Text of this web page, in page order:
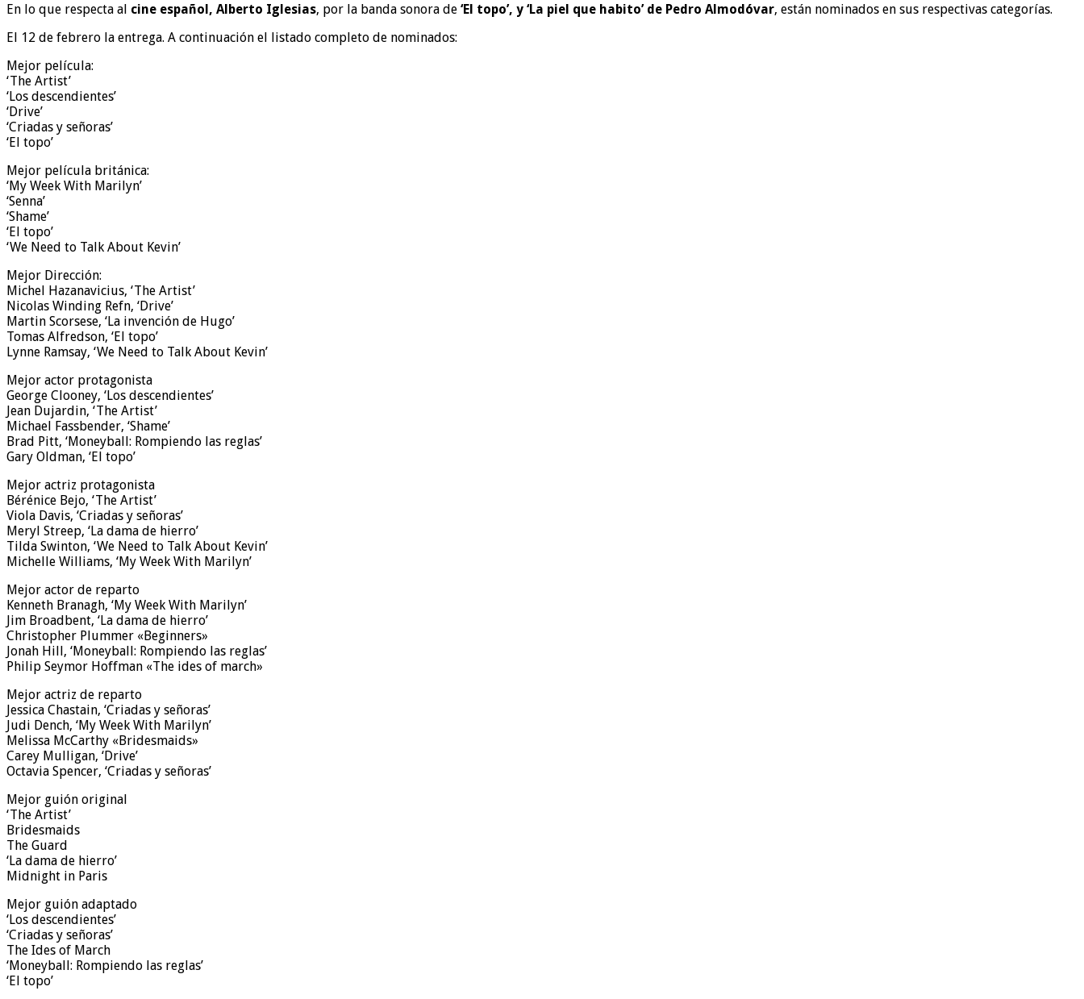
En lo que respecta al cine español, Alberto Iglesias, por la banda sonora de ‘El topo’, y ‘La piel que habito’ de Pedro Almodóvar, están nominados en sus respectivas categorías.
El 12 de febrero la entrega. A continuación el listado completo de nominados:
Mejor película:
‘The Artist’
‘Los descendientes’
‘Drive’
‘Criadas y señoras’
‘El topo’
Mejor película británica:
‘My Week With Marilyn’
‘Senna’
‘Shame’
‘El topo’
‘We Need to Talk About Kevin’
Mejor Dirección:
Michel Hazanavicius, ‘The Artist’
Nicolas Winding Refn, ‘Drive’
Martin Scorsese, ‘La invención de Hugo’
Tomas Alfredson, ‘El topo’
Lynne Ramsay, ‘We Need to Talk About Kevin’
Mejor actor protagonista
George Clooney, ‘Los descendientes’
Jean Dujardin, ‘The Artist’
Michael Fassbender, ‘Shame’
Brad Pitt, ‘Moneyball: Rompiendo las reglas’
Gary Oldman, ‘El topo’
Mejor actriz protagonista
Bérénice Bejo, ‘The Artist’
Viola Davis, ‘Criadas y señoras’
Meryl Streep, ‘La dama de hierro’
Tilda Swinton, ‘We Need to Talk About Kevin’
Michelle Williams, ‘My Week With Marilyn’
Mejor actor de reparto
Kenneth Branagh, ‘My Week With Marilyn’
Jim Broadbent, ‘La dama de hierro’
Christopher Plummer «Beginners»
Jonah Hill, ‘Moneyball: Rompiendo las reglas’
Philip Seymor Hoffman «The ides of march»
Mejor actriz de reparto
Jessica Chastain, ‘Criadas y señoras’
Judi Dench, ‘My Week With Marilyn’
Melissa McCarthy «Bridesmaids»
Carey Mulligan, ‘Drive’
Octavia Spencer, ‘Criadas y señoras’
Mejor guión original
‘The Artist’
Bridesmaids
The Guard
‘La dama de hierro’
Midnight in Paris
Mejor guión adaptado
‘Los descendientes’
‘Criadas y señoras’
The Ides of March
‘Moneyball: Rompiendo las reglas’
‘El topo’